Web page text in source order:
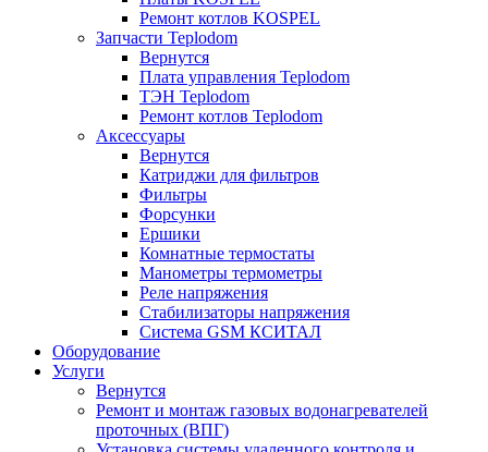
Ремонт котлов KOSPEL
Запчасти Teplodom
Вернутся
Плата управления Teplodom
ТЭН Teplodom
Ремонт котлов Teplodom
Аксессуары
Вернутся
Катриджи для фильтров
Фильтры
Форсунки
Ершики
Комнатные термостаты
Манометры термометры
Реле напряжения
Стабилизаторы напряжения
Система GSM КСИТАЛ
Оборудование
Услуги
Вернутся
Ремонт и монтаж газовых водонагревателей
проточных (ВПГ)